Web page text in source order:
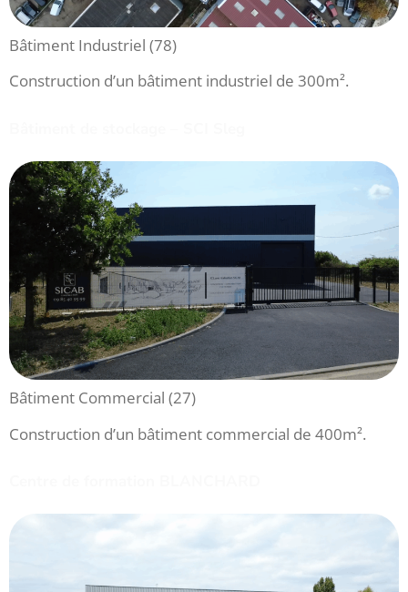
Bâtiment Industriel (78)
Construction d’un bâtiment industriel de 300m².
Bâtiment Commercial (27)
Construction d’un bâtiment commercial de 400m².